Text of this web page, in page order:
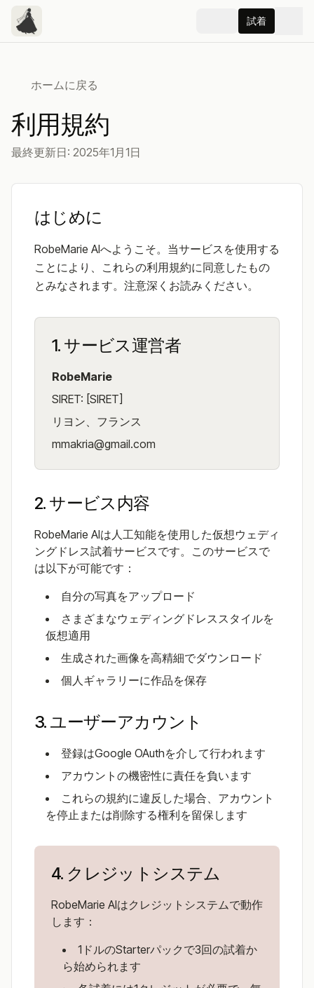
試着
ホームに戻る
利用規約
最終更新日: 2025年1月1日
はじめに
RobeMarie AIへようこそ。当サービスを使用する
ことにより、これらの利用規約に同意したもの
とみなされます。注意深くお読みください。
1. サービス運営者
RobeMarie
SIRET: [SIRET]
リヨン、フランス
mmakria@gmail.com
2. サービス内容
RobeMarie AIは人工知能を使用した仮想ウェディ
ングドレス試着サービスです。このサービスで
は以下が可能です：
自分の写真をアップロード
さまざまなウェディングドレススタイルを
仮想適用
生成された画像を高精細でダウンロード
個人ギャラリーに作品を保存
3. ユーザーアカウント
登録はGoogle OAuthを介して行われます
アカウントの機密性に責任を負います
これらの規約に違反した場合、アカウント
を停止または削除する権利を留保します
4. クレジットシステム
RobeMarie AIはクレジットシステムで動作
します：
1ドルのStarterパックで3回の試着か
ら始められます